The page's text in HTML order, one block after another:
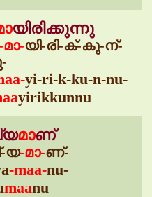
യിരിക്കുന്നു
മാ-യി-രി-ക്-കു-ന്-
yi-ri-k-ku-n-nu-
yirikkunnu
മാണ്
യ-മാ-ണ്-
-maa-nu-
maanu